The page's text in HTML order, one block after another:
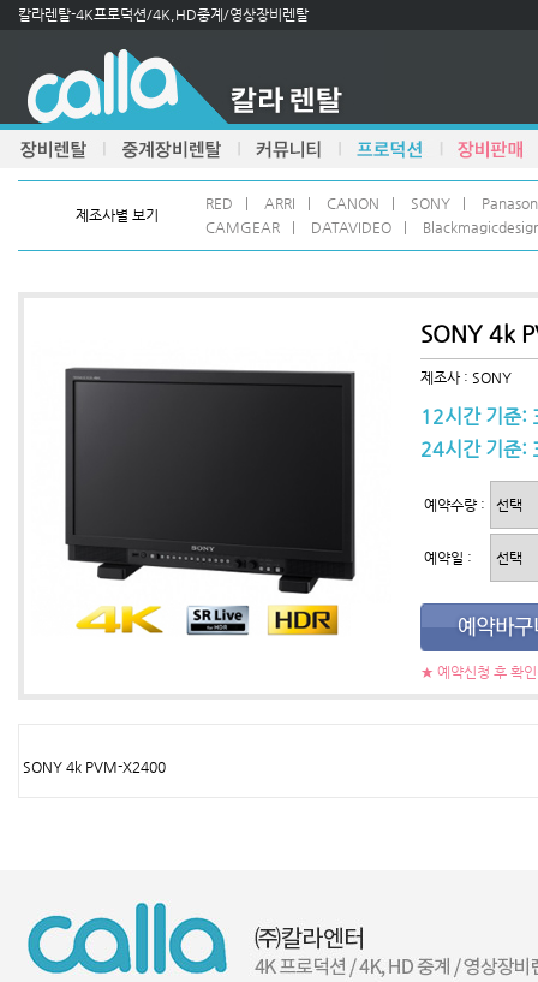
칼라렌탈-4K프로덕션/4K,HD중계/영상장비렌탈
제조사별 보기
RED ARRI CANON SONY
CAMGEAR
DATAVIDEO
SONY 4k
제조사 : SONY
12시간 기준
24시간 기준:
예약수량 :
예약일 :
★ 예약신청 후 확
SONY 4k PVM-X2400